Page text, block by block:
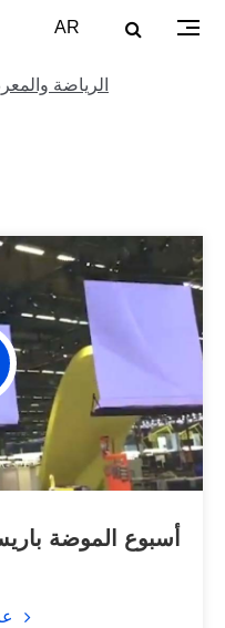
AR
الرياضة
أسبوع الموضة